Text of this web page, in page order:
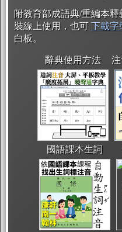
附教育部成語典/重編本
裝線上使用，也可 下載字
白板。
辭典使用方法
國語課本生詞